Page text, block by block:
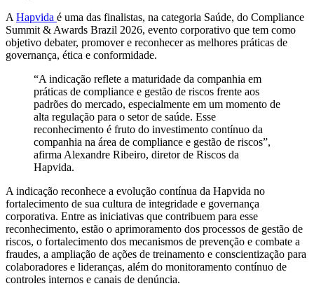
A Hapvida é uma das finalistas, na categoria Saúde, do Compliance
Summit & Awards Brazil 2026, evento corporativo que tem como
objetivo debater, promover e reconhecer as melhores práticas de
governança, ética e conformidade.
“A indicação reflete a maturidade da companhia em
práticas de compliance e gestão de riscos frente aos
padrões do mercado, especialmente em um momento de
alta regulação para o setor de saúde. Esse
reconhecimento é fruto do investimento contínuo da
companhia na área de compliance e gestão de riscos”,
afirma Alexandre Ribeiro, diretor de Riscos da
Hapvida.
A indicação reconhece a evolução contínua da Hapvida no
fortalecimento de sua cultura de integridade e governança
corporativa. Entre as iniciativas que contribuem para esse
reconhecimento, estão o aprimoramento dos processos de gestão de
riscos, o fortalecimento dos mecanismos de prevenção e combate a
fraudes, a ampliação de ações de treinamento e conscientização para
colaboradores e lideranças, além do monitoramento contínuo de
controles internos e canais de denúncia.